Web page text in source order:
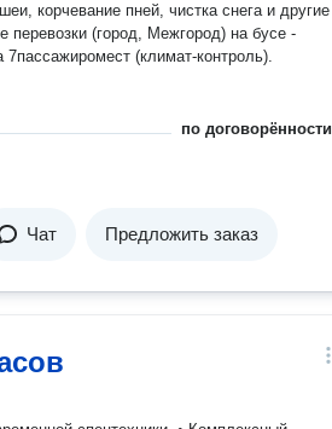
корчевание пней, чистка снега и другие
7пассажиромест (климат-контроль).
по договорённости
Чат Предложить заказ